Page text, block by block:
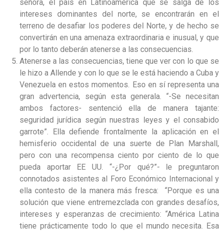
señora, el país en Latinoamérica que se salga de los
intereses dominantes del norte, se encontrarán en el
terreno de desafiar los poderes del Norte, y de hecho se
convertirán en una amenaza extraordinaria e inusual, y que
por lo tanto deberán atenerse a las consecuencias.
Atenerse a las consecuencias, tiene que ver con lo que se
le hizo a Allende y con lo que se le está haciendo a Cuba y
Venezuela en estos momentos. Eso en sí representa una
gran advertencia, según esta generala. “-Se necesitan
ambos factores- sentenció ella de manera tajante:
seguridad jurídica según nuestras leyes y el consabido
garrote”. Ella defiende frontalmente la aplicación en el
hemisferio occidental de una suerte de Plan Marshall,
pero con una recompensa ciento por ciento de lo que
pueda aportar EE UU. “-¿Por qué?”- le preguntaron
connotados asistentes al Foro Económico Internacional y
ella contesto de la manera más fresca: “Porque es una
solución que viene entremezclada con grandes desafíos,
intereses y esperanzas de crecimiento: “América Latina
tiene prácticamente todo lo que el mundo necesita. Esa